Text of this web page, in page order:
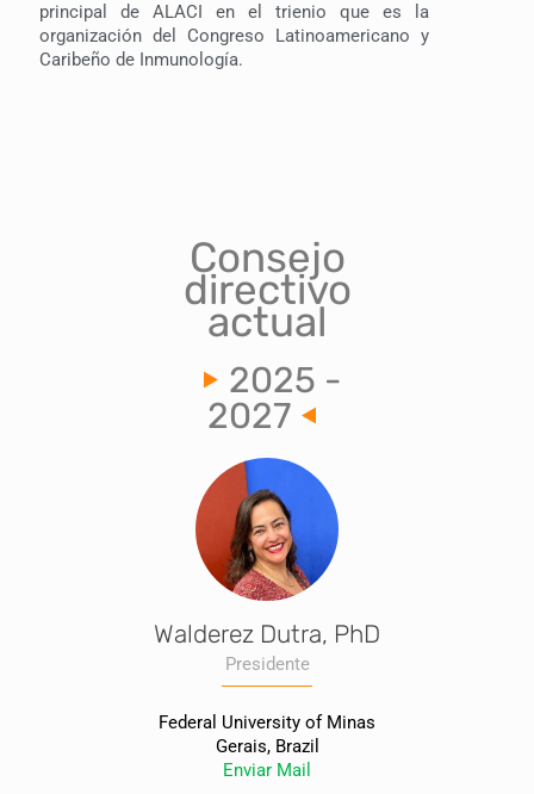
principal de ALACI en el trienio que es la
organización del Congreso Latinoamericano y
Caribeño de Inmunología.
Consejo
directivo
actual
2025 -
2027
Walderez Dutra, PhD
Presidente
Federal University of Minas
Gerais, Brazil
Enviar Mail